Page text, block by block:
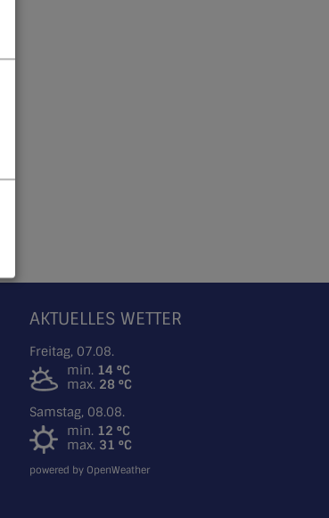
AKTUELLES WETTER
Freitag, 07.08.
min. 14 °C
max. 28 °C
Samstag, 08.08.
min. 12 °C
max. 31 °C
powered by OpenWeather